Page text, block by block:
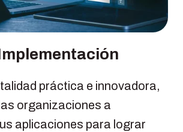
práctica e innovadora,
organizaciones a
aplicaciones para lograr